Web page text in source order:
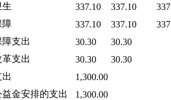
生 337.10 337.10
障 337.10 337.10
支出 30.30
30.30
支出 30.30
30.30
1,300.00
金安排的支出 1,300.00